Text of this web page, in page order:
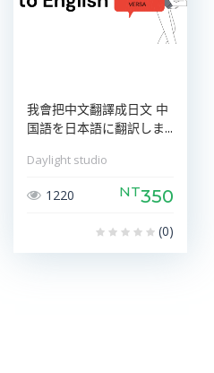
我會把中文翻譯成日文 中
国語を日本語に翻訳しま...
Daylight studio
1220 NT350
(0)